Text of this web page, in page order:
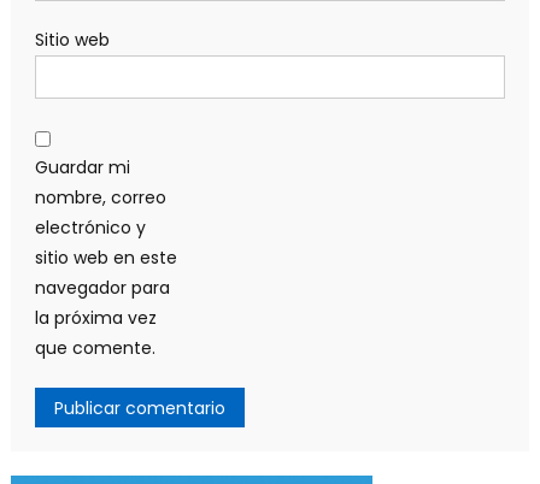
Sitio web
Guardar mi
nombre, correo
electrónico y
sitio web en este
navegador para
la próxima vez
que comente.